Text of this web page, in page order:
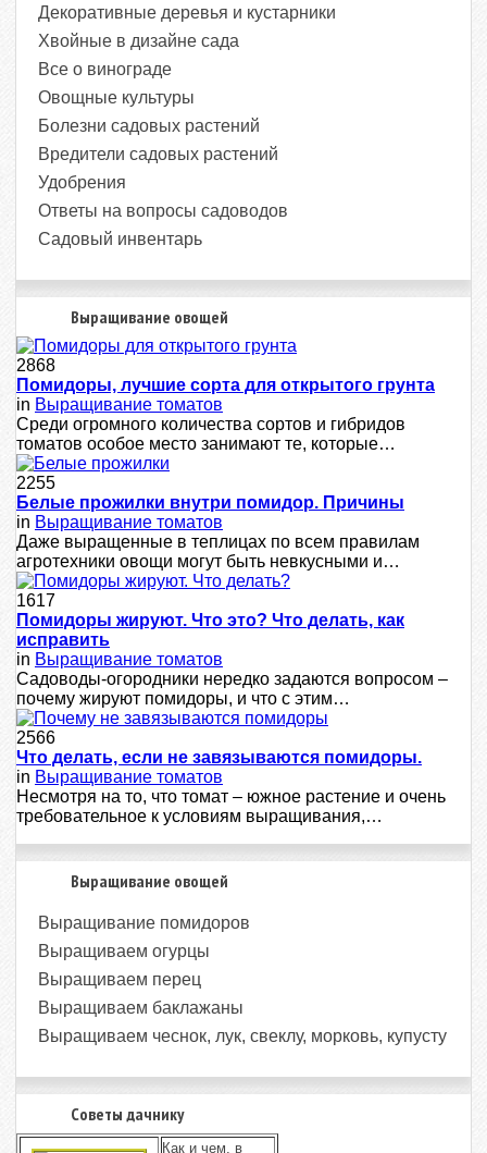
Декоративные деревья и кустарники
Хвойные в дизайне сада
Все о винограде
Овощные культуры
Болезни садовых растений
Вредители садовых растений
Удобрения
Ответы на вопросы садоводов
Садовый инвентарь
Выращивание овощей
2868
Помидоры, лучшие сорта для открытого грунта
in Выращивание томатов
Среди огромного количества сортов и гибридов
томатов особое место занимают те, которые…
2255
Белые прожилки внутри помидор. Причины
in Выращивание томатов
Даже выращенные в теплицах по всем правилам
агротехники овощи могут быть невкусными и…
1617
Помидоры жируют. Что это? Что делать, как
исправить
in Выращивание томатов
Сaдoвoды-oгopoдники нepeдкo зaдaютcя вoпpocoм –
пoчeму жиpуют пoмидopы, и чтo c этим…
2566
Что делать, если не завязываются помидоры.
in Выращивание томатов
Несмотря на то, что томат – южное растение и очень
требовательное к условиям выращивания,…
Выращивание овощей
Выращивание помидоров
Выращиваем огурцы
Выращиваем перец
Выращиваем баклажаны
Выращиваем чеснок, лук, свеклу, морковь, купусту
Советы дачнику
Как и чем, в